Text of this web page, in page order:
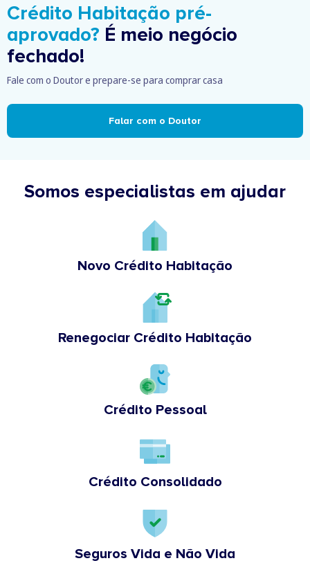
Crédito Habitação pré-
aprovado? É meio negócio
fechado!
Fale com o Doutor e prepare-se para comprar casa
Falar com o Doutor
Somos especialistas em ajudar
Novo Crédito Habitação
Renegociar Crédito Habitação
Crédito Pessoal
Crédito Consolidado
Seguros Vida e Não Vida